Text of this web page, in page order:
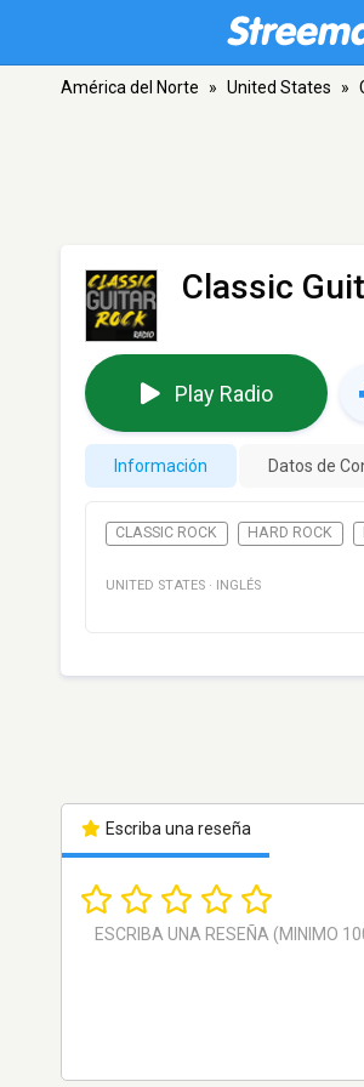
América del Norte » United States »
Classic
Play Radio
Información Datos de
CLASSIC ROCK HARD ROCK
UNITED STATES · INGLÉS
Escriba una reseña